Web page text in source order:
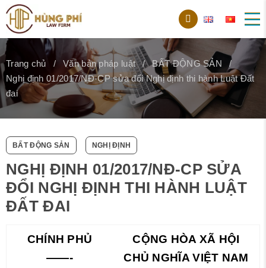
Trang chủ Văn bản pháp luật
BẤT ĐỘNG SẢN
Nghị định 01/2017/NĐ-CP sửa đổi Nghị định thi hành Luật Đất
đai
BẤT ĐỘNG SẢN NGHỊ ĐỊNH
NGHỊ ĐỊNH 01/2017/NĐ-CP SỬA
ĐỔI NGHỊ ĐỊNH THI HÀNH LUẬT
ĐẤT ĐAI
CHÍNH PHỦ
——-
CỘNG HÒA XÃ HỘI
CHỦ NGHĨA VIỆT NAM